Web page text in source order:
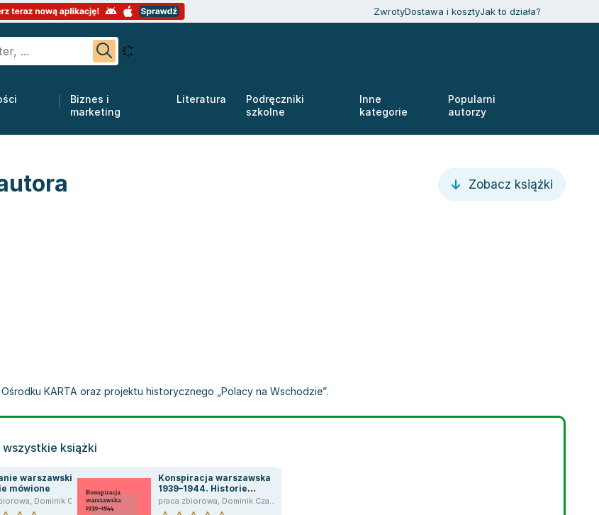
ZwrotyDostawa i kosztyJak to działa?
Biznes i
marketing
Literatura
Podręczniki
szkolne
Inne
kategorie
Popularni
autorzy
Zobacz książki
KARTA oraz projektu historycznego „Polacy na Wschodzie”.
wszystkie książki
zbiorowe
warszawskie.
mówione
, Dominik Czapigo
Konspiracja warszawska
1939–1944. Historie
mówione
praca zbiorowa, Dominik Czapigo